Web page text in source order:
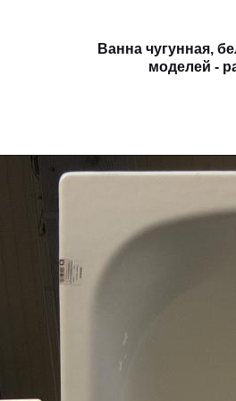
Ванна чугунная,
моделей -